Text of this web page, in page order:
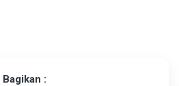
Bagikan :